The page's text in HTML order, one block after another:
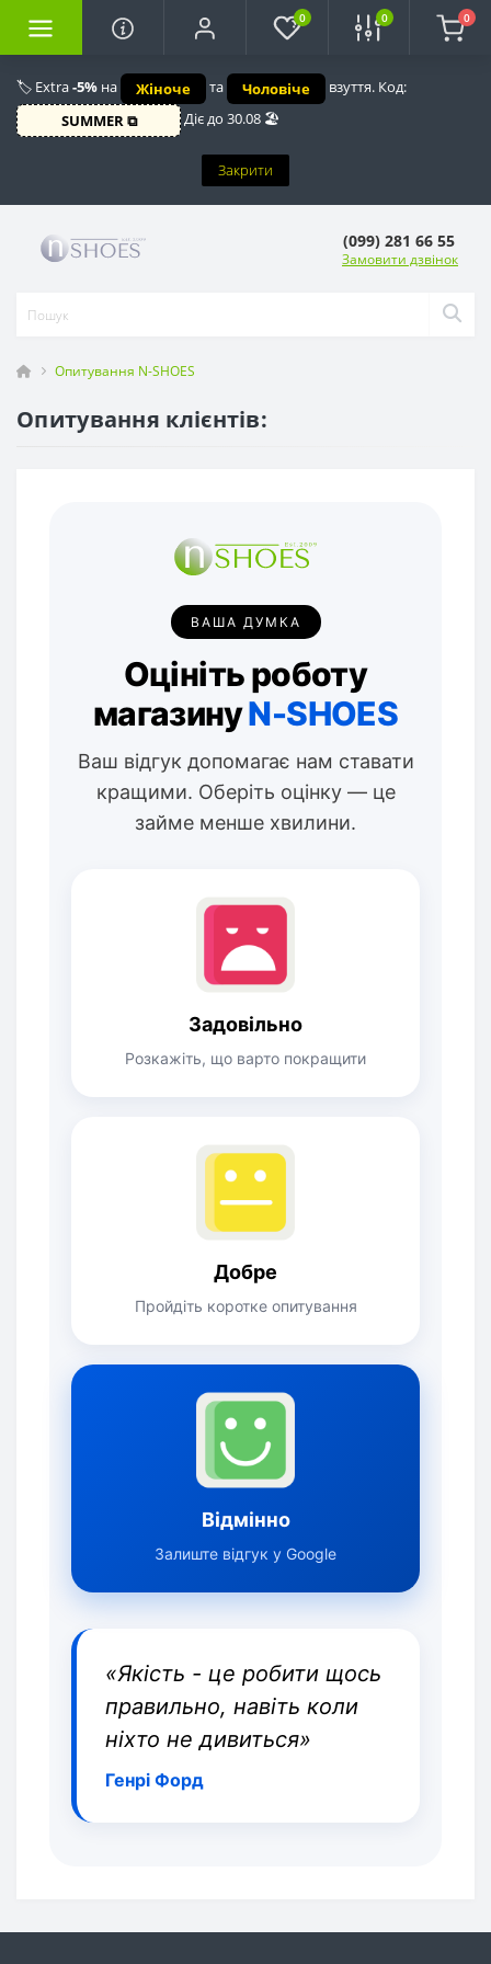
🏷️ Extra-5% на Жіноче та Чоловіче
взуття. Код:
SUMMER ⧉
Діє до 30.08 🏖️
Закрити
0 0 0
(099) 281 66 55
Замовити дзвінок
Опитування N-SHOES
Опитування клієнтів:
ВАША ДУМКА
Оцініть роботу
магазинуN-SHOES
Ваш відгук допомагає нам ставати
кращими. Оберіть оцінку — це
займе менше хвилини.
Задовільно
Розкажіть, що варто покращити
Добре
Пройдіть коротке опитування
Відмінно
Залиште відгук у Google
«Якість - це робити щось
правильно, навіть коли
ніхто не дивиться»
Генрі Форд